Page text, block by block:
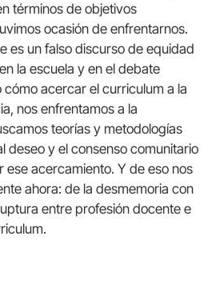
términos de objetivos
ocasión de enfrentarnos.
es un falso discurso de equidad
la escuela y en el debate
acercar el curriculum a la
nos enfrentamos a la
teorías y metodologías
deseo y el consenso comunitario
acercamiento. Y de eso nos
ahora: de la desmemoria con
entre profesión docente e